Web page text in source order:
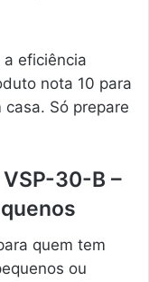
eficiência
nota 10 para
Só prepare
30-B –
quem tem
ou